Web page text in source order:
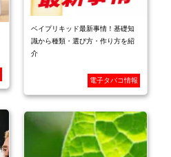
ベイプリキッド最新事情！基礎知
識から種類・選び方・作り方を紹
介
電子タバコ情報